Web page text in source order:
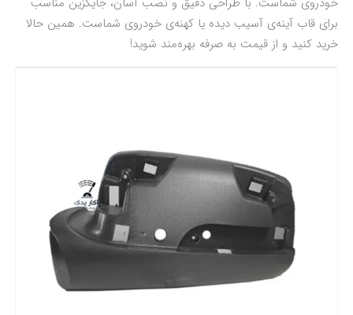
برای قاب آینه‌ی آسیب دیده یا کهنه‌ی خودروی شماست. همین حالا
خرید کنید و از قیمت به صرفه بهره‌مند شوید!